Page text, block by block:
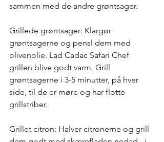
sammen med de andre grøntsager.
Grillede grøntsager: Klargør
grøntsagerne og pensl dem med
olivenolie. Lad Cadac Safari Chef
grillen blive godt varm. Grill
grøntsagerne i 3-5 minutter, på hver
side, til de er møre og har flotte
grillstriber.
Grillet citron: Halver citronerne og grill